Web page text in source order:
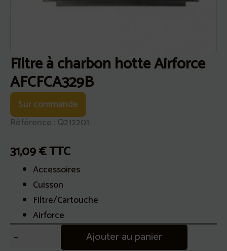
Filtre à charbon hotte Airforce
AFCFCA329B
Sur commande
Référence : Q212201
31,09€TTC
Accessoires
Cuisson
Filtre/Cartouche
Airforce
quantité
Ajouter au panier